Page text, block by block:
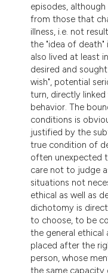
episodes,
from those that
illness, i.e. not
the "idea of death"
also lived at least
desired and
wish", potential
turn, directly
behavior. The
conditions is
justified by the
true condition of
often unexpected
care not to judge
situations not
ethical as well as
dichotomy is
to choose, to be
the general ethical
placed after the
person, whose
the same capacity